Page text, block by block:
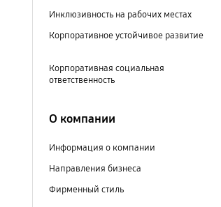
Инклюзивность на рабочих местах
Корпоративное устойчивое развитие
Корпоративная социальная
ответственность
О компании
Информация о компании
Направления бизнеса
Фирменный стиль